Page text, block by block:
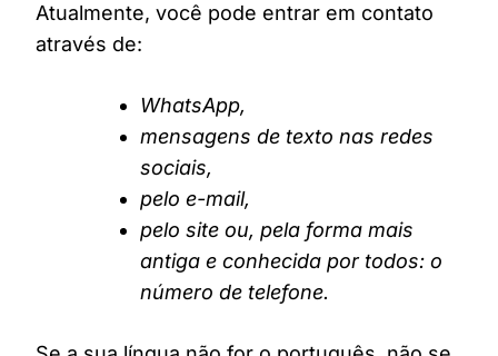
Atualmente, você pode entrar em contato
através de:
WhatsApp,
mensagens de texto nas redes
sociais,
pelo e-mail,
pelo site ou, pela forma mais
antiga e conhecida por todos: o
número de telefone.